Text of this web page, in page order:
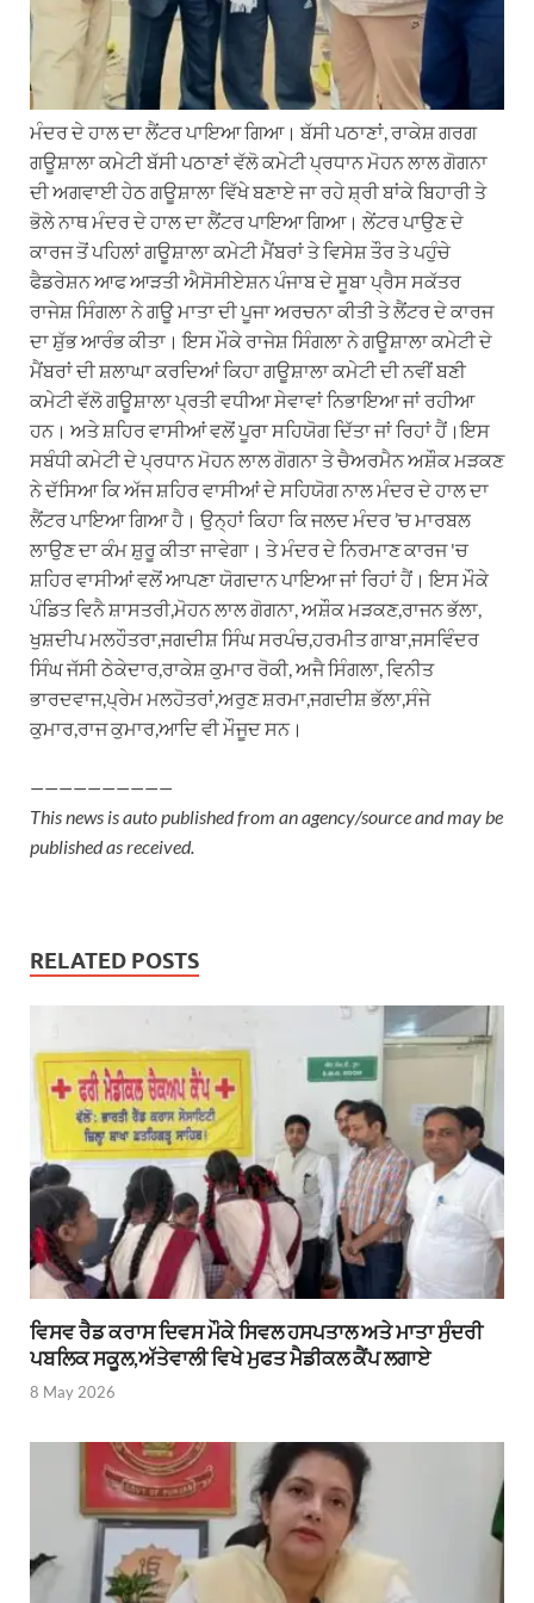
ਮੰਦਰ ਦੇ ਹਾਲ ਦਾ ਲੈਂਟਰ ਪਾਇਆ ਗਿਆ। ਬੱਸੀ ਪਠਾਣਾਂ, ਰਾਕੇਸ਼ ਗਰਗ
ਗਊਸ਼ਾਲਾ ਕਮੇਟੀ ਬੱਸੀ ਪਠਾਣਾਂ ਵੱਲੋ ਕਮੇਟੀ ਪ੍ਰਧਾਨ ਮੋਹਨ ਲਾਲ ਗੋਗਨਾ
ਦੀ ਅਗਵਾਈ ਹੇਠ ਗਊਸ਼ਾਲਾ ਵਿੱਖੇ ਬਣਾਏ ਜਾ ਰਹੇ ਸ਼੍ਰੀ ਬਾਂਕੇ ਬਿਹਾਰੀ ਤੇ
ਭੋਲੇ ਨਾਥ ਮੰਦਰ ਦੇ ਹਾਲ ਦਾ ਲੈਂਟਰ ਪਾਇਆ ਗਿਆ। ਲੇਂਟਰ ਪਾਉਣ ਦੇ
ਕਾਰਜ ਤੋਂ ਪਹਿਲਾਂ ਗਊਸ਼ਾਲਾ ਕਮੇਟੀ ਮੈਂਬਰਾਂ ਤੇ ਵਿਸੇਸ਼ ਤੌਰ ਤੇ ਪਹੁੰਚੇ
ਫੈਡਰੇਸ਼ਨ ਆਫ ਆੜਤੀ ਐਸੋਸੀਏਸ਼ਨ ਪੰਜਾਬ ਦੇ ਸੂਬਾ ਪ੍ਰੈਸ ਸਕੱਤਰ
ਰਾਜੇਸ਼ ਸਿੰਗਲਾ ਨੇ ਗਊ ਮਾਤਾ ਦੀ ਪੂਜਾ ਅਰਚਨਾ ਕੀਤੀ ਤੇ ਲੈਂਟਰ ਦੇ ਕਾਰਜ
ਦਾ ਸ਼ੁੱਭ ਆਰੰਭ ਕੀਤਾ। ਇਸ ਮੌਕੇ ਰਾਜੇਸ਼ ਸਿੰਗਲਾ ਨੇ ਗਊਸ਼ਾਲਾ ਕਮੇਟੀ ਦੇ
ਮੈਂਬਰਾਂ ਦੀ ਸ਼ਲਾਘਾ ਕਰਦਿਆਂ ਕਿਹਾ ਗਊਸ਼ਾਲਾ ਕਮੇਟੀ ਦੀ ਨਵੀਂ ਬਣੀ
ਕਮੇਟੀ ਵੱਲੋ ਗਊਸ਼ਾਲਾ ਪ੍ਰਤੀ ਵਧੀਆ ਸੇਵਾਵਾਂ ਨਿਭਾਇਆ ਜਾਂ ਰਹੀਆ
ਹਨ। ਅਤੇ ਸ਼ਹਿਰ ਵਾਸੀਆਂ ਵਲੋਂ ਪੂਰਾ ਸਹਿਯੋਗ ਦਿੱਤਾ ਜਾਂ ਰਿਹਾਂ ਹੈਂ।ਇਸ
ਸਬੰਧੀ ਕਮੇਟੀ ਦੇ ਪ੍ਰਧਾਨ ਮੋਹਨ ਲਾਲ ਗੋਗਨਾ ਤੇ ਚੈਅਰਮੈਨ ਅਸ਼ੌਕ ਮੜਕਣ
ਨੇ ਦੱਸਿਆ ਕਿ ਅੱਜ ਸ਼ਹਿਰ ਵਾਸੀਆਂ ਦੇ ਸਹਿਯੋਗ ਨਾਲ ਮੰਦਰ ਦੇ ਹਾਲ ਦਾ
ਲੈਂਟਰ ਪਾਇਆ ਗਿਆ ਹੈ। ਉਨ੍ਹਾਂ ਕਿਹਾ ਕਿ ਜਲਦ ਮੰਦਰ ’ਚ ਮਾਰਬਲ
ਲਾਉਣ ਦਾ ਕੰਮ ਸ਼ੁਰੂ ਕੀਤਾ ਜਾਵੇਗਾ। ਤੇ ਮੰਦਰ ਦੇ ਨਿਰਮਾਣ ਕਾਰਜ 'ਚ
ਸ਼ਹਿਰ ਵਾਸੀਆਂ ਵਲੋਂ ਆਪਣਾ ਯੋਗਦਾਨ ਪਾਇਆ ਜਾਂ ਰਿਹਾਂ ਹੈਂ। ਇਸ ਮੌਕੇ
ਪੰਡਿਤ ਵਿਨੈ ਸ਼ਾਸਤਰੀ,ਮੋਹਨ ਲਾਲ ਗੋਗਨਾ, ਅਸ਼ੌਕ ਮੜਕਣ,ਰਾਜਨ ਭੱਲਾ,
ਖੁਸ਼ਦੀਪ ਮਲਹੌਤਰਾ,ਜਗਦੀਸ਼ ਸਿੰਘ ਸਰਪੰਚ,ਹਰਮੀਤ ਗਾਬਾ,ਜਸਵਿੰਦਰ
ਸਿੰਘ ਜੱਸੀ ਠੇਕੇਦਾਰ,ਰਾਕੇਸ਼ ਕੁਮਾਰ ਰੋਕੀ, ਅਜੈ ਸਿੰਗਲਾ, ਵਿਨੀਤ
ਭਾਰਦਵਾਜ,ਪ੍ਰੇਮ ਮਲਹੋਤਰਾਂ,ਅਰੁਣ ਸ਼ਰਮਾ,ਜਗਦੀਸ਼ ਭੱਲਾ,ਸੰਜੇ
ਕੁਮਾਰ,ਰਾਜ ਕੁਮਾਰ,ਆਦਿ ਵੀ ਮੌਜੂਦ ਸਨ।
——————————
This news is auto published from an agency/source and may be
published as received.
RELATED POSTS
ਵਿਸਵ ਰੈਡ ਕਰਾਸ ਦਿਵਸ ਮੌਕੇ ਸਿਵਲ ਹਸਪਤਾਲ ਅਤੇ ਮਾਤਾ ਸੁੰਦਰੀ
ਪਬਲਿਕ ਸਕੂਲ,ਅੱਤੇਵਾਲੀ ਵਿਖੇ ਮੁਫਤ ਮੈਡੀਕਲ ਕੈਂਪ ਲਗਾਏ
8 May 2026